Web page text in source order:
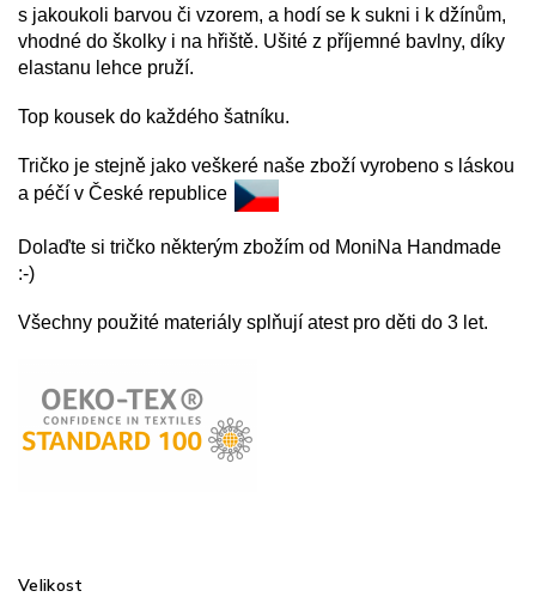
Velikost
s jakoukoli barvou či vzorem, a hodí se k sukni i k džínům,
vhodné do školky i na hřiště. Ušité z příjemné bavlny, díky
elastanu lehce pruží.
Top kousek do každého šatníku.
Tričko je stejně jako veškeré naše zboží vyrobeno s láskou
a péčí v České republice
Dolaďte si tričko některým zbožím od MoniNa Handmade
:-)
Všechny použité materiály splňují atest pro děti do 3 let.